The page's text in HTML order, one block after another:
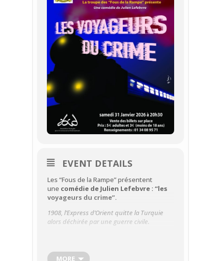
EVENT DETAILS
Les “Fous de la Rampe” présentent
une comédie de Julien Lefebvre : “les
voyageurs du crime”.
1908, l’Express d’Orient quitte la Turquie
alors déchirée par une guerre civile.
célèbre Bram Stoker créateur de Dracula.
MORE